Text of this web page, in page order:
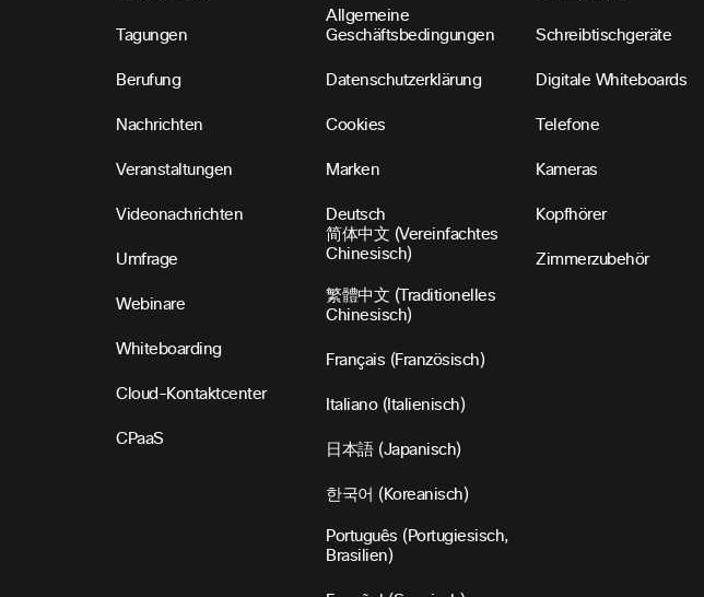
Tagungen
Berufung
Nachrichten
Veranstaltungen
Videonachrichten
Umfrage
Webinare
Whiteboarding
Cloud-Kontaktcenter
CPaaS
Allgemeine
Geschäftsbedingungen
Datenschutzerklärung
Cookies
Marken
Deutsch
简体中文 (Vereinfachtes
Chinesisch)
繁體中文 (Traditionelles
Chinesisch)
Français (Französisch)
Italiano (Italienisch)
日本語 (Japanisch)
한국어 (Koreanisch)
Português (Portugiesisch,
Brasilien)
Schreibtischgeräte
Digitale Whiteboards
Telefone
Kameras
Kopfhörer
Zimmerzubehör